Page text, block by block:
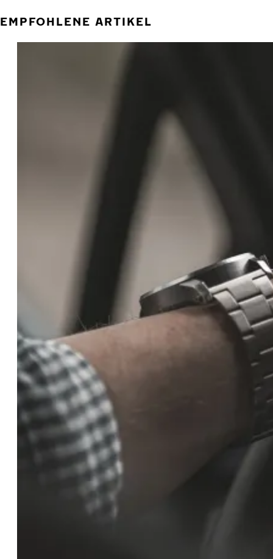
EMPFOHLENE ARTIKEL